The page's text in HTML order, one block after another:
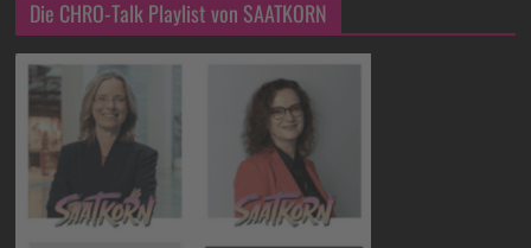
Die CHRO-Talk Playlist von SAATKORN